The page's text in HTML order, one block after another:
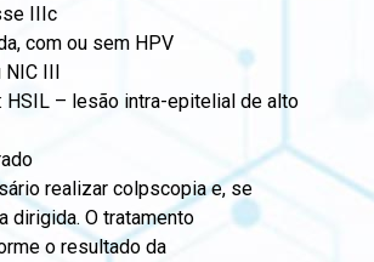
IIIc
com ou sem HPV
NIC III
HSIL – lesão intra-epitelial de alto
realizar colpscopia e, se
dirigida. O tratamento
o resultado da